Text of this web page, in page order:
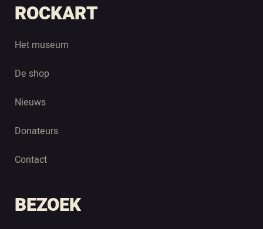
ROCKART
Het museum
De shop
Nieuws
Donateurs
Contact
BEZOEK